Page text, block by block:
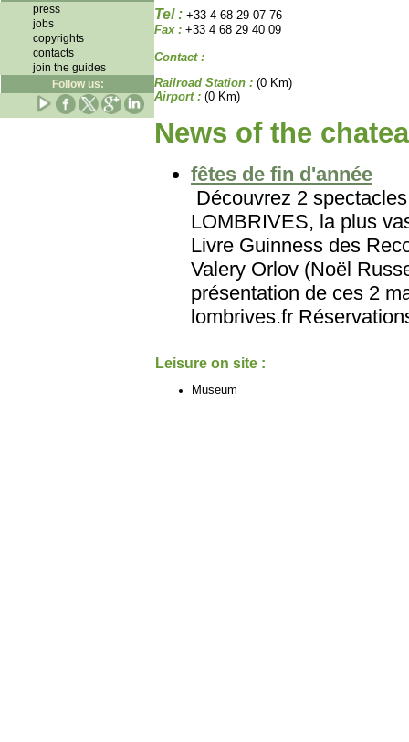
press
jobs
copyrights
contacts
join the guides
Follow us:
Tel : +33 4 68 29 07 76
Fax : +33 4 68 29 40 09
Contact :
Railroad Station : (0 Km)
Airport : (0 Km)
News of the
fêtes de fin d'année
Découvrez 2
LOMBRIVES, la plus
Livre Guinness des
Valery Orlov (Noël
présentation de ces 2
lombrives.fr
Leisure on site :
Museum